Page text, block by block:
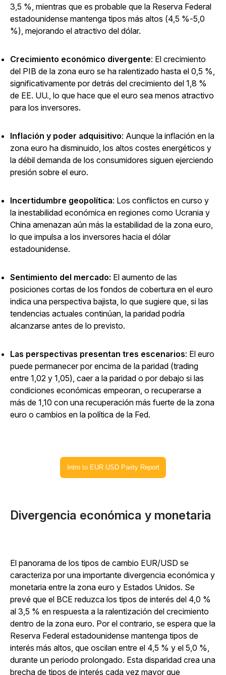
3,5 %, mientras que es probable que la Reserva Federal
estadounidense mantenga tipos más altos (4,5 %-5,0
%), mejorando el atractivo del dólar.
Crecimiento económico divergente: El crecimiento
del PIB de la zona euro se ha ralentizado hasta el 0,5 %,
significativamente por detrás del crecimiento del 1,8 %
de EE. UU., lo que hace que el euro sea menos atractivo
para los inversores.
Inflación y poder adquisitivo: Aunque la inflación en la
zona euro ha disminuido, los altos costes energéticos y
la débil demanda de los consumidores siguen ejerciendo
presión sobre el euro.
Incertidumbre geopolítica: Los conflictos en curso y
la inestabilidad económica en regiones como Ucrania y
China amenazan aún más la estabilidad de la zona euro,
lo que impulsa a los inversores hacia el dólar
estadounidense.
Sentimiento del mercado: El aumento de las
posiciones cortas de los fondos de cobertura en el euro
indica una perspectiva bajista, lo que sugiere que, si las
tendencias actuales continúan, la paridad podría
alcanzarse antes de lo previsto.
Las perspectivas presentan tres escenarios: El euro
puede permanecer por encima de la paridad (trading
entre 1,02 y 1,05), caer a la paridad o por debajo si las
condiciones económicas empeoran, o recuperarse a
más de 1,10 con una recuperación más fuerte de la zona
euro o cambios en la política de la Fed.
Intro to EUR USD Parity Report
Divergencia económica y monetaria
El panorama de los tipos de cambio EUR/USD se
caracteriza por una importante divergencia económica y
monetaria entre la zona euro y Estados Unidos. Se
prevé que el BCE reduzca los tipos de interés del 4,0 %
al 3,5 % en respuesta a la ralentización del crecimiento
dentro de la zona euro. Por el contrario, se espera que la
Reserva Federal estadounidense mantenga tipos de
interés más altos, que oscilan entre el 4,5 % y el 5,0 %,
durante un periodo prolongado. Esta disparidad crea una
brecha de tipos de interés cada vez mayor que